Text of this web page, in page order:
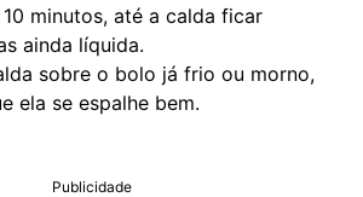
minutos, até a calda ficar
ainda líquida.
sobre o bolo já frio ou morno,
ela se espalhe bem.
Publicidade